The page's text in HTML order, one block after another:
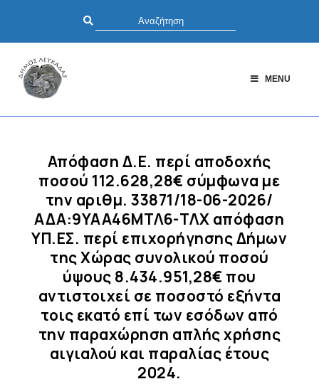
MENU
Απόφαση Δ.Ε. περί αποδοχής
ποσού 112.628,28€ σύμφωνα με
την αριθμ. 33871/18-06-2026/
ΑΔΑ:9ΥΑΑ46ΜΤΛ6-ΤΛΧ απόφαση
ΥΠ.ΕΣ. περί επιχορήγησης Δήμων
της Χώρας συνολικού ποσού
ύψους 8.434.951,28€ που
αντιστοιχεί σε ποσοστό εξήντα
τοις εκατό επί των εσόδων από
την παραχώρηση απλής χρήσης
αιγιαλού και παραλίας έτους
2024.